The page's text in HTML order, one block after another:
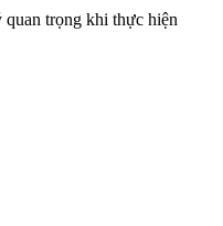
trọng khi thực hiện